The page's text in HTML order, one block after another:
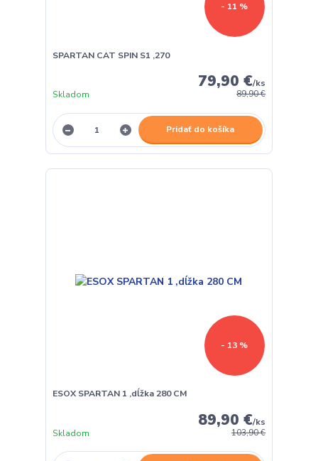
- 11 %
SPARTAN CAT SPIN S1 ,270
89,90 €
79,90 €/ks
Skladom
Pridať do košíka
- 13 %
ESOX SPARTAN 1 ,dĺžka 280 CM
103,90 €
89,90 €/ks
Skladom